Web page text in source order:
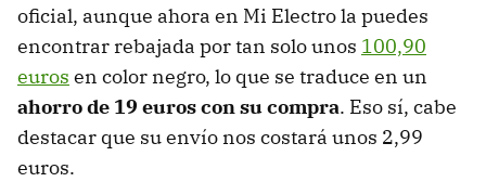
oficial, aunque ahora en Mi Electro la puedes
encontrar rebajada por tan solo unos 100,90
euros en color negro, lo que se traduce en un
ahorro de 19 euros con su compra. Eso sí, cabe
destacar que su envío nos costará unos 2,99
euros.